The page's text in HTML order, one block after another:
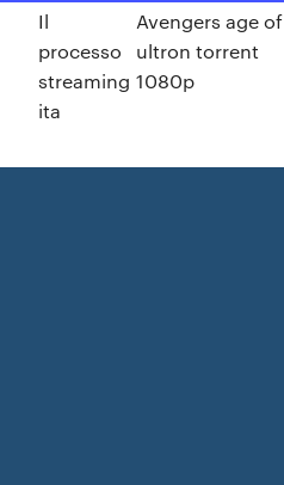
Il
processo
streaming
ita
Avengers age of
ultron torrent
1080p